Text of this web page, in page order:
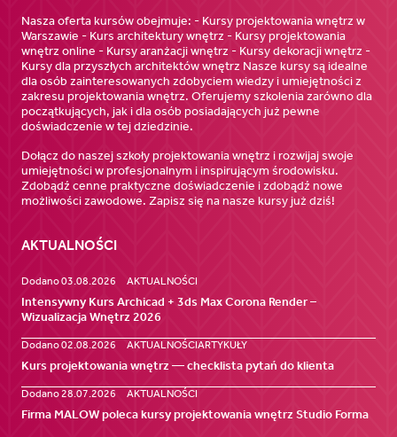
Nasza oferta kursów obejmuje: - Kursy projektowania wnętrz w
Warszawie - Kurs architektury wnętrz - Kursy projektowania
wnętrz online - Kursy aranżacji wnętrz - Kursy dekoracji wnętrz -
Kursy dla przyszłych architektów wnętrz Nasze kursy są idealne
dla osób zainteresowanych zdobyciem wiedzy i umiejętności z
zakresu projektowania wnętrz. Oferujemy szkolenia zarówno dla
początkujących, jak i dla osób posiadających już pewne
doświadczenie w tej dziedzinie.
Dołącz do naszej szkoły projektowania wnętrz i rozwijaj swoje
umiejętności w profesjonalnym i inspirującym środowisku.
Zdobądź cenne praktyczne doświadczenie i zdobądź nowe
możliwości zawodowe. Zapisz się na nasze kursy już dziś!
AKTUALNOŚCI
Dodano 03.08.2026 AKTUALNOŚCI
Intensywny Kurs Archicad + 3ds Max Corona Render –
Wizualizacja Wnętrz 2026
Dodano 02.08.2026 AKTUALNOŚCIARTYKUŁY
Kurs projektowania wnętrz — checklista pytań do klienta
Dodano 28.07.2026 AKTUALNOŚCI
Firma MALOW poleca kursy projektowania wnętrz Studio Forma